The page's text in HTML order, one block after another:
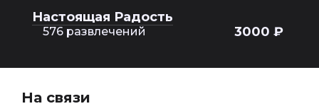
Настоящая Радость
576 развлечений 3000 ₽
На связи